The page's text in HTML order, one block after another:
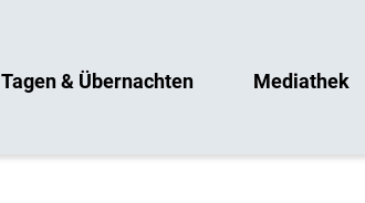
Tagen & Übernachten Mediathek